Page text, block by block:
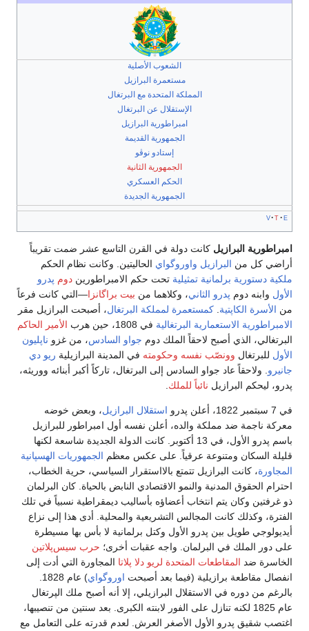
الشعوب الأصلية
مستعمرة البرازيل
المملكة المتحدة مع البرتغال
الإستقلال عن البرتغال
امبراطورية البرازيل
الجمهورية القديمة
إستادو نوڤو
الجمهورية الثانية
الحكم العسكري
الجمهورية الجديدة
v t e
امبراطورية البرازيل كانت دولة في القرن التاسع عشر ضمت تقريباً
أراضي كل من البرازيل واوروگواي الحاليتين. وكانت نظام الحكم
ملكية دستورية برلمانية تمثيلية تحت حكم الامبراطورين دوم پدرو
الأول وابنه دوم پدرو الثاني، وكلاهما من بيت براگانزا—التي كانت فرعاً
من الأسرة الكاپتية كمستعمرة لمملكة البرتغال، أصبحت البرازيل مقر
الامبراطورية الاستعمارية البرتغالية في 1808، حين هرب
الأمير الحاكم
البرتغالي، الذي أصبح لاحقاً الملك دوم جواو السادس، من غزو ناپليون
الأول للبرتغال وونصّب نفسه وحكومته في المدينة البرازيلية ريو دي
جانيرو . ولاحقاً عاد جواو السادس إلى البرتغال، تاركاً أكبر أبنائه ووريثه،
پدرو، ليحكم البرازيل نائباً للملك
في 7 سبتمبر 1822، أعلن پدرو استقلال البرازيل، وبعض خوضه
معركة ناجمة ضد مملكة والده، أعلن نفسه أول امبراطور للبرازيل
باسم پدرو الأول، في 13 أكتوبر. كانت الدولة الجديدة شاسعة لكنها
قليلة السكان ومتنوعة عرقياً. على عكس معظم الجمهوريات الهسپانية
المجاورة، كانت البرازيل تتمتع بالااستقرار السياسي، حرية الخطاب،
احترام الحقوق المدنية والنمو الاقتصادي النابض بالحياة. كان البرلمان
ذو غرفتين وكان يتم انتخاب أعضاؤه بأساليب ديمقراطية نسبياً في تلك
الفترة، وكذلك كانت المجالس التشريعية والمحلية. أدى هذا إلى نزاع
أيديولوجي طويل بين پدرو الأول وكتل برلمانية لا بأس بها مسيطرة
على دور الملك في البرلمان. واجه عقبات أخرى؛ حرب سيس‌پلاتين
الخاسرة ضد المقاطعات المتحدة لريو دلا پلاتا المجاورة التي أدت إلى
انفصال مقاطعة برازيلية (فيما بعد أصبحت اوروگواي
بالرغم من دوره في الاستقلال البرازيلي، إلا أنه أصبح ملك الپرتغال
عام 1825 لكنه تنازل على الفور لابنته الكبرى. بعد سنتين من تنصيبها،
اغتصب شقيق پدرو الأول الأصغر العرش. لعدم قدرته على التعامل مع